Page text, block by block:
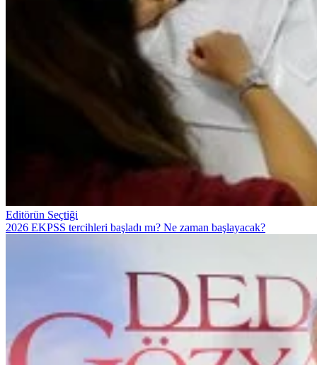
Editörün Seçtiği
2026 EKPSS tercihleri başladı mı? Ne zaman başlayacak?